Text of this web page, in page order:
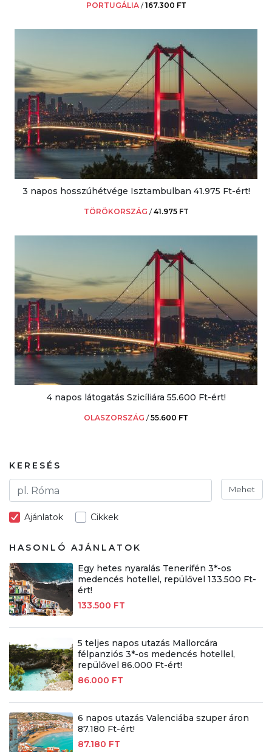
PORTUGÁLIA /167.300 FT
3 napos hosszúhétvége Isztambulban 41.975 Ft-ért!
TÖRÖKORSZÁG /41.975 FT
4 napos látogatás Szicíliára 55.600 Ft-ért!
OLASZORSZÁG /55.600 FT
KERESÉS
Mehet
Ajánlatok Cikkek
HASONLÓ AJÁNLATOK
Egy hetes nyaralás Tenerifén 3*-os
medencés hotellel, repülővel 133.500 Ft-
ért!
133.500 FT
5 teljes napos utazás Mallorcára
félpanziós 3*-os medencés hotellel,
repülővel 86.000 Ft-ért!
86.000 FT
6 napos utazás Valenciába szuper áron
87.180 Ft-ért!
87.180 FT